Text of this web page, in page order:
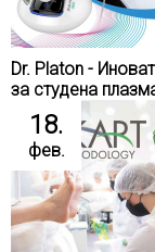
Dr. Platon -
за студена
18.
фев.